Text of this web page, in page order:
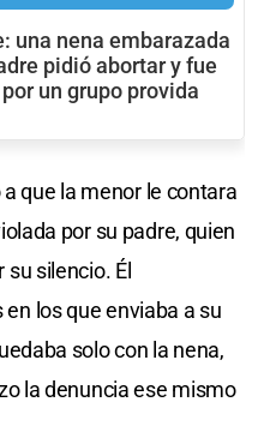
una nena embarazada
pidió abortar y fue
un grupo provida
que la menor le contara
por su padre, quien
silencio. Él
los que enviaba a su
solo con la nena,
la denuncia ese mismo